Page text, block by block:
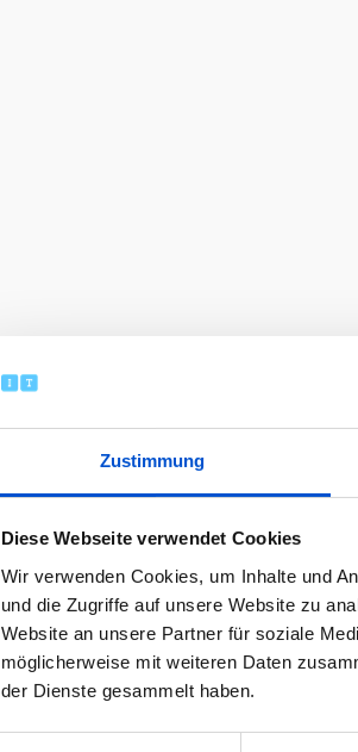
Zustimmung
Diese Webseite verwendet Cookies
Wir verwenden Cookies, um Inhalte und
und die Zugriffe auf unsere Website zu
Website an unsere Partner für soziale
möglicherweise mit weiteren Daten
der Dienste gesammelt haben.